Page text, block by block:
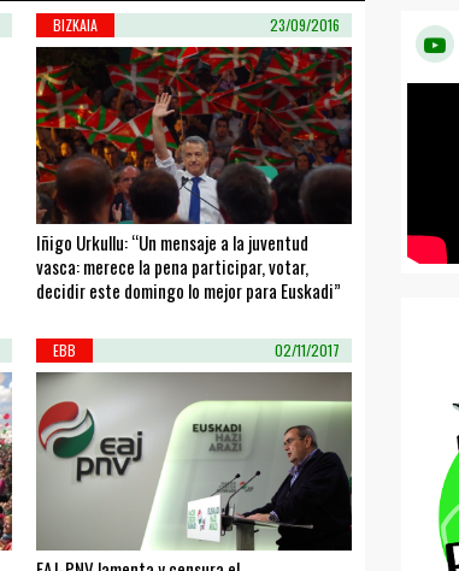
BIZKAIA 23/09/2016
Iñigo Urkullu: “Un mensaje a la juventud
vasca: merece la pena participar, votar,
decidir este domingo lo mejor para Euskadi”
EBB 02/11/2017